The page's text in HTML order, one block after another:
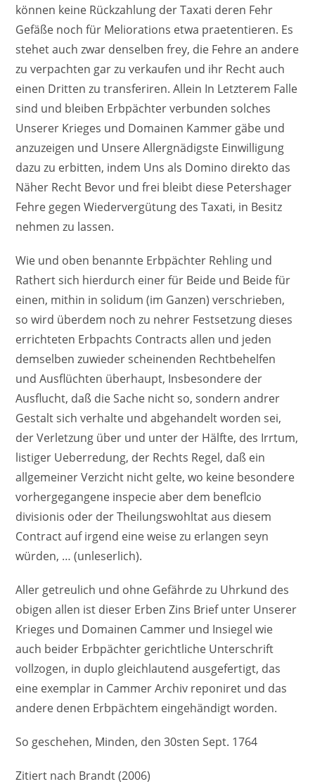
können keine Rückzahlung der Taxati deren Fehr
Gefäße noch für Meliorations etwa praetentieren. Es
stehet auch zwar denselben frey, die Fehre an andere
zu verpachten gar zu verkaufen und ihr Recht auch
einen Dritten zu transferiren. Allein In Letzterem Falle
sind und bleiben Erbpächter verbunden solches
Unserer Krieges und Domainen Kammer gäbe und
anzuzeigen und Unsere Allergnädigste Einwilligung
dazu zu erbitten, indem Uns als Domino direkto das
Näher Recht Bevor und frei bleibt diese Petershager
Fehre gegen Wiedervergütung des Taxati, in Besitz
nehmen zu lassen.
Wie und oben benannte Erbpächter Rehling und
Rathert sich hierdurch einer für Beide und Beide für
einen, mithin in solidum (im Ganzen) verschrieben,
so wird überdem noch zu nehrer Festsetzung dieses
errichteten Erbpachts Contracts allen und jeden
demselben zuwieder scheinenden Rechtbehelfen
und Ausflüchten überhaupt, Insbesondere der
Ausflucht, daß die Sache nicht so, sondern andrer
Gestalt sich verhalte und abgehandelt worden sei,
der Verletzung über und unter der Hälfte, des Irrtum,
listiger Ueberredung, der Rechts Regel, daß ein
allgemeiner Verzicht nicht gelte, wo keine besondere
vorhergegangene inspecie aber dem beneflcio
divisionis oder der Theilungswohltat aus diesem
Contract auf irgend eine weise zu erlangen seyn
würden, … (unleserlich).
Aller getreulich und ohne Gefährde zu Uhrkund des
obigen allen ist dieser Erben Zins Brief unter Unserer
Krieges und Domainen Cammer und Insiegel wie
auch beider Erbpächter gerichtliche Unterschrift
vollzogen, in duplo gleichlautend ausgefertigt, das
eine exemplar in Cammer Archiv reponiret und das
andere denen Erbpächtem eingehändigt worden.
So geschehen, Minden, den 30sten Sept. 1764
Zitiert nach Brandt (2006)